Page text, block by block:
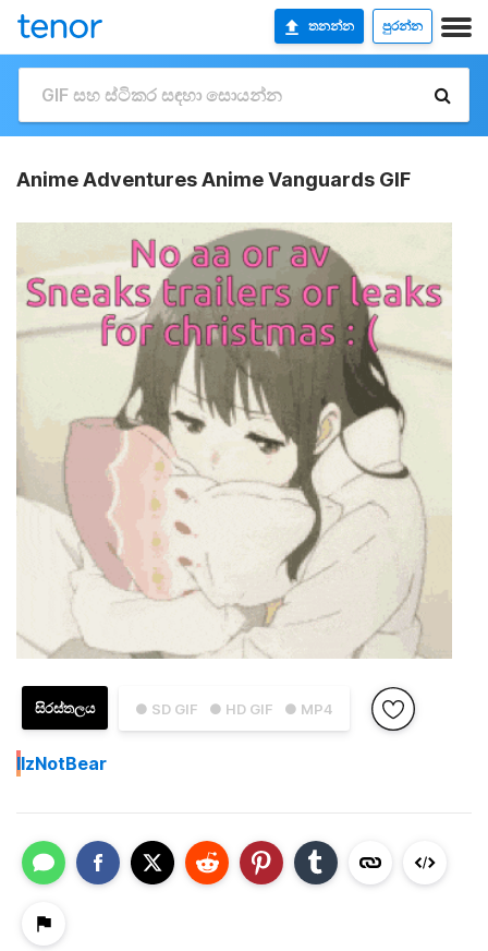
තනන්න පුරන්න
Anime Adventures Anime Vanguards GIF
● SD GIF ● HD GIF ● MP4
සිරස්තලය
IIzNotBear